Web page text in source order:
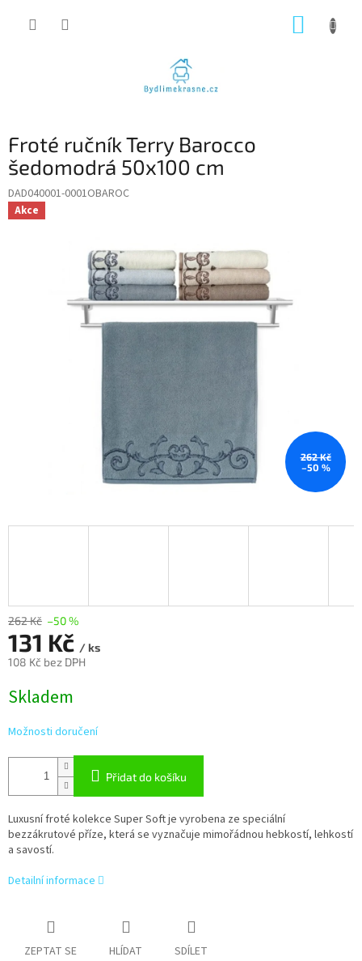
Froté ručník Terry Barocco
šedomodrá 50x100 cm
DAD040001-0001OBAROC
Akce
262 Kč
–50 %
262 Kč –50 %
131 Kč / ks
108 Kč bez DPH
cena:
Skladem
Možnosti doručení
Přidat do košíku
Luxusní froté kolekce Super Soft je vyrobena ze speciální
bezzákrutové příze, která se vyznačuje mimořádnou hebkostí, lehkostí
a savostí.
Detailní informace
ZEPTAT SE HLÍDAT SDÍLET